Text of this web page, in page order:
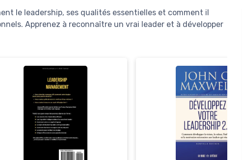
le leadership, ses qualités essentielles et comment il
Apprenez à reconnaître un vrai leader et à développer